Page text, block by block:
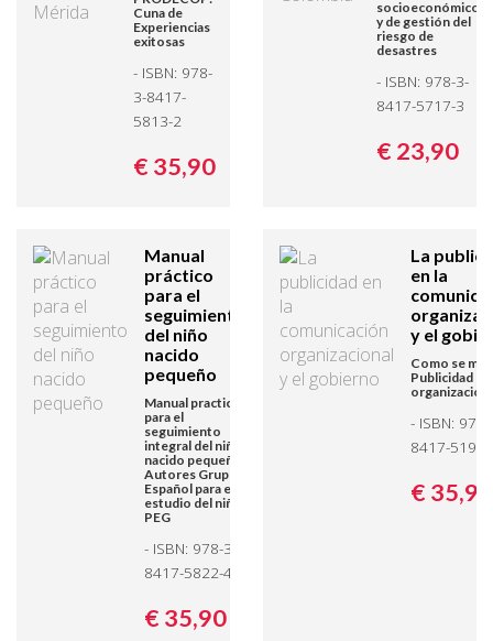
Cuna de
Experiencias
exitosas
- ISBN: 978-
3-8417-
5813-2
€ 35,90
socioeconómico
y de gestión del
riesgo de
desastres
- ISBN: 978-3-
8417-5717-3
€ 23,90
Manual
práctico
para el
seguimiento
del niño
nacido
pequeño
Manual practico
para el
seguimiento
integral del niño
nacido pequeño
Autores Grupo
Español para el
estudio del niño
PEG
- ISBN: 978-3-
8417-5822-4
€ 35,90
La
en la
y el
Como se
Publicidad en
- ISBN:
8417-
€ 35,90